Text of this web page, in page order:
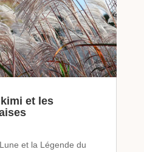
et les
et la Légende du